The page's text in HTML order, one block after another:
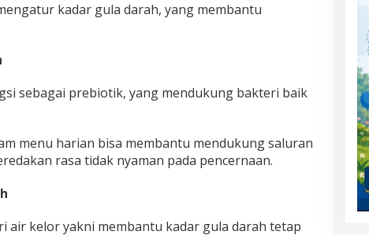
kadar gula darah, yang membantu
sebagai prebiotik, yang mendukung bakteri baik
menu harian bisa membantu mendukung saluran
rasa tidak nyaman pada pencernaan.
air kelor yakni membantu kadar gula darah tetap